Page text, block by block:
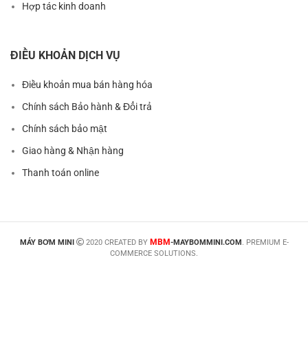
Hợp tác kinh doanh
ĐIỀU KHOẢN DỊCH VỤ
Điều khoản mua bán hàng hóa
Chính sách Bảo hành & Đổi trả
Chính sách bảo mật
Giao hàng & Nhận hàng
Thanh toán online
MÁY BƠM MINI 2020 CREATED BY MBM-MAYBOMMINI.COM . PREMIUM E-
COMMERCE SOLUTIONS.